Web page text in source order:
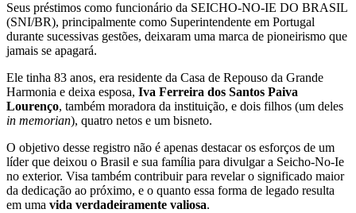
Seus préstimos como funcionário da SEICHO-NO-IE DO BRASIL
(SNI/BR), principalmente como Superintendente em Portugal
durante sucessivas gestões, deixaram uma marca de pioneirismo que
jamais se apagará.
Ele tinha 83 anos, era residente da Casa de Repouso da Grande
Harmonia e deixa esposa, Iva Ferreira dos Santos Paiva
Lourenço, também moradora da instituição, e dois filhos (um deles
in memorian), quatro netos e um bisneto.
O objetivo desse registro não é apenas destacar os esforços de um
líder que deixou o Brasil e sua família para divulgar a Seicho-No-Ie
no exterior. Visa também contribuir para revelar o significado maior
da dedicação ao próximo, e o quanto essa forma de legado resulta
em uma vida verdadeiramente valiosa.